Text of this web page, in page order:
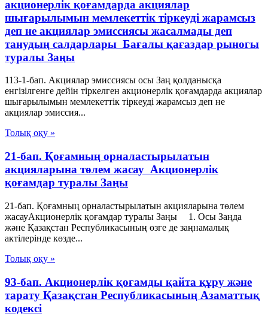
акционерлiк қоғамдарда акциялар
шығарылымын мемлекеттiк тiркеудi жарамсыз
деп не акциялар эмиссиясы жасалмады деп
танудың салдарлары Бағалы қағаздар рыногы
туралы Заңы
113-1-бап. Акциялар эмиссиясы осы Заң қолданысқа
енгiзiлгенге дейiн тiркелген акционерлiк қоғамдарда акциялар
шығарылымын мемлекеттiк тiркеудi жарамсыз деп не
акциялар эмиссия...
Толық оқу »
21-бап. Қоғамның орналастырылатын
акцияларына төлем жасау Акционерлік
қоғамдар туралы Заңы
21-бап. Қоғамның орналастырылатын акцияларына төлем
жасауАкционерлік қоғамдар туралы Заңы 1. Осы Заңда
және Қазақстан Республикасының өзге де заңнамалық
актілерінде көзде...
Толық оқу »
93-бап. Акционерлiк қоғамды қайта құру және
тарату Қазақстан Республикасының Азаматтық
кодексi